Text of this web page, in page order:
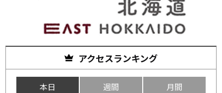
アクセスランキング
本日 週間 月間